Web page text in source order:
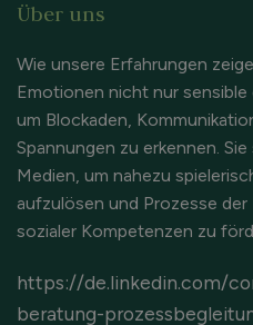
Über uns
Wie unsere Erfahrungen
Emotionen nicht nur
um Blockaden,
Spannungen zu erkennen.
Medien, um nahezu
aufzulösen und Prozesse
sozialer Kompetenzen zu
https://de.linkedin.com/
beratung-